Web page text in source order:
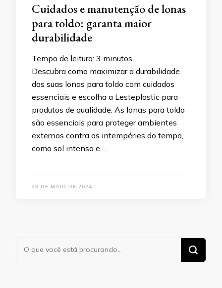
Cuidados e manutenção de lonas
para toldo: garanta maior
durabilidade
Tempo de leitura: 3 minutos
Descubra como maximizar a durabilidade
das suas lonas para toldo com cuidados
essenciais e escolha a Lesteplastic para
produtos de qualidade. As lonas para toldo
são essenciais para proteger ambientes
externos contra as intempéries do tempo,
como sol intenso e …
23 DE MAIO DE 2024
Procurando